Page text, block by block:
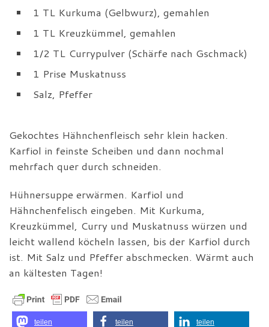
1 TL Kurkuma (Gelbwurz), gemahlen
1 TL Kreuzkümmel, gemahlen
1/2 TL Currypulver (Schärfe nach Gschmack)
1 Prise Muskatnuss
Salz, Pfeffer
Gekochtes Hähnchenfleisch sehr klein hacken.
Karfiol in feinste Scheiben und dann nochmal
mehrfach quer durch schneiden.
Hühnersuppe erwärmen. Karfiol und
Hähnchenfelisch eingeben. Mit Kurkuma,
Kreuzkümmel, Curry und Muskatnuss würzen und
leicht wallend köcheln lassen, bis der Karfiol durch
ist. Mit Salz und Pfeffer abschmecken. Wärmt auch
an kältesten Tagen!
teilen teilen teilen